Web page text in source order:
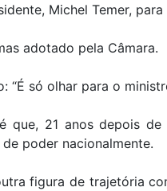
Michel Temer,
adotado pela Câmara.
“É só olhar para o
que, 21 anos depois
poder nacionalmente.
figura de trajetória